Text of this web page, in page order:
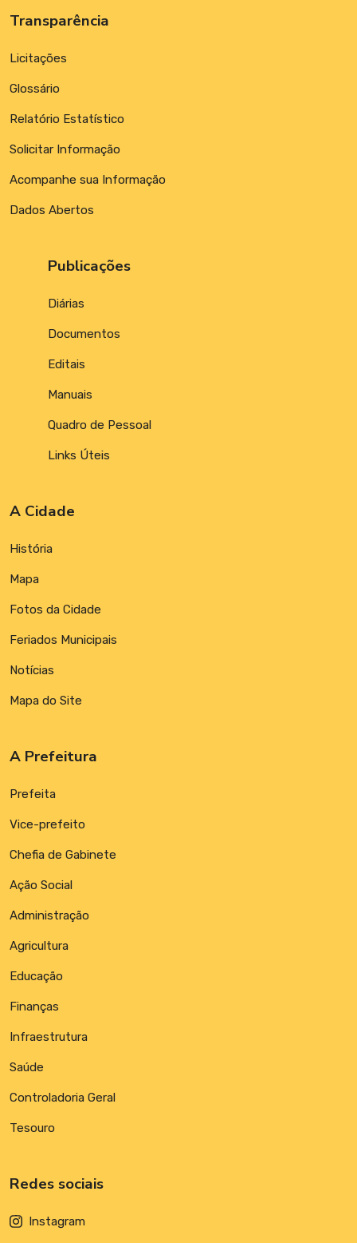
Transparência
Licitações
Glossário
Relatório Estatístico
Solicitar Informação
Acompanhe sua Informação
Dados Abertos
Publicações
Diárias
Documentos
Editais
Manuais
Quadro de Pessoal
Links Úteis
A Cidade
História
Mapa
Fotos da Cidade
Feriados Municipais
Notícias
Mapa do Site
A Prefeitura
Prefeita
Vice-prefeito
Chefia de Gabinete
Ação Social
Administração
Agricultura
Educação
Finanças
Infraestrutura
Saúde
Controladoria Geral
Tesouro
Redes sociais
Instagram